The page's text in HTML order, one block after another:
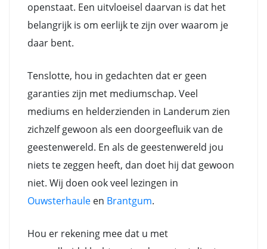
openstaat. Een uitvloeisel daarvan is dat het
belangrijk is om eerlijk te zijn over waarom je
daar bent.
Tenslotte, hou in gedachten dat er geen
garanties zijn met mediumschap. Veel
mediums en helderzienden in Landerum zien
zichzelf gewoon als een doorgeefluik van de
geestenwereld. En als de geestenwereld jou
niets te zeggen heeft, dan doet hij dat gewoon
niet. Wij doen ook veel lezingen in
Ouwsterhaule en Brantgum.
Hou er rekening mee dat u met